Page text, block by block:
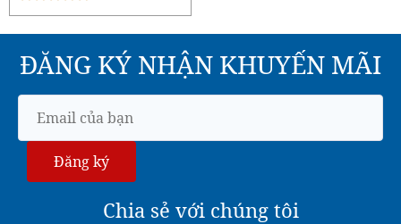
ĐĂNG KÝ NHẬN KHUYẾN MÃI
Đăng ký
Chia sẻ với chúng tôi